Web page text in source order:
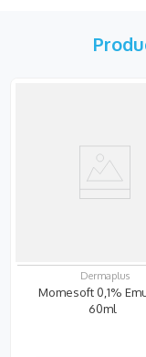
Dermaplus
Momesoft 0,1%
60ml